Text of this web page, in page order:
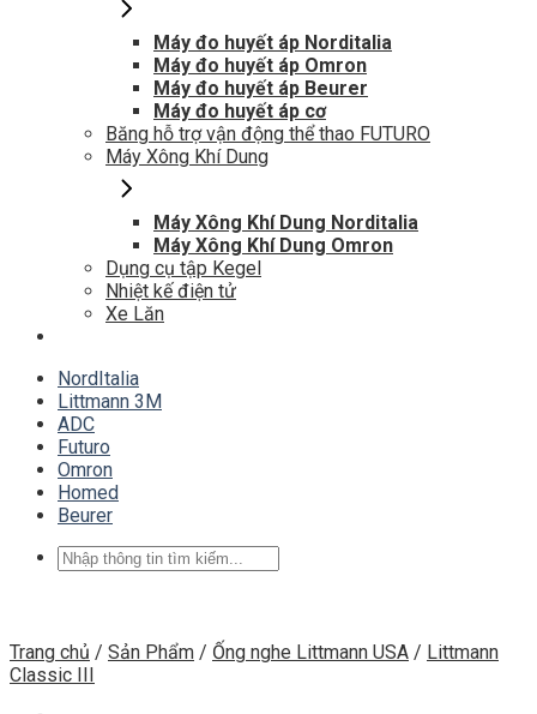
Máy đo huyết áp Norditalia
Máy đo huyết áp Omron
Máy đo huyết áp Beurer
Máy đo huyết áp cơ
Băng hỗ trợ vận động thể thao FUTURO
Máy Xông Khí Dung
Máy Xông Khí Dung Norditalia
Máy Xông Khí Dung Omron
Dụng cụ tập Kegel
Nhiệt kế điện tử
Xe Lăn
NordItalia
Littmann 3M
ADC
Futuro
Omron
Homed
Beurer
Tìm
kiếm:
Trang chủ / Sản Phẩm / Ống nghe Littmann USA / Littmann
Classic III